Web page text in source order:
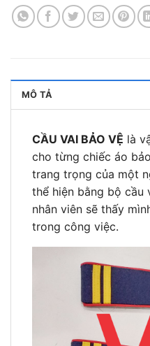
MÔ TẢ
CẦU VAI BẢO VỆ là
cho từng chiếc áo
trang trọng của một
thể hiện bằng bộ cầu
nhân viên sẽ thấy
trong công việc.